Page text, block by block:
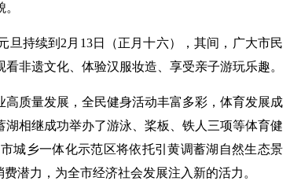
持续到2月13日（正月十六），其间，广大市民
非遗文化、体验汉服妆造、享受亲子游玩乐趣。
质量发展，全民健身活动丰富多彩，体育发展成
相继成功举办了游泳、桨板、铁人三项等体育健
城乡一体化示范区将依托引黄调蓄湖自然生态景
潜力，为全市经济社会发展注入新的活力。